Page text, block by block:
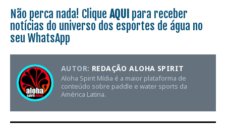
Não perca nada! Clique AQUI para receber
notícias do universo dos esportes de água no
seu WhatsApp
AUTOR: REDAÇÃO ALOHA SPIRIT
Aloha Spirit Mídia é a maior plataforma de
conteúdo sobre paddle e water sports da
América Latina.